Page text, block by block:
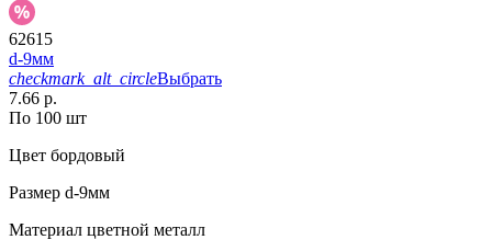
62615
d-9мм
checkmark_alt_circleВыбрать
7.66 р.
По 100 шт
Цвет бордовый
Размер d-9мм
Материал цветной металл